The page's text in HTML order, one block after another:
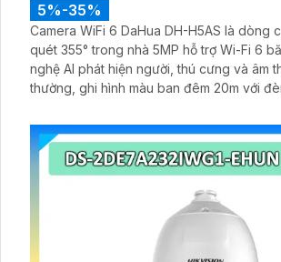
5%-35%
Camera WiFi 6 DaHua DH-H5AS là dòng
quét 355° trong nhà 5MP hỗ trợ Wi-Fi 6
nghệ AI phát hiện người, thú cưng và âm
thường, ghi hình màu ban đêm 20m với
dụng DMSS,